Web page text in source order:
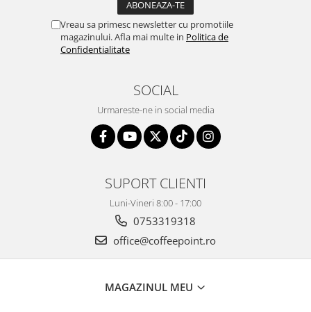
Vreau sa primesc newsletter cu promotiile
magazinului. Afla mai multe in Politica de
Confidentialitate
SOCIAL
Urmareste-ne in social media
SUPORT CLIENTI
Luni-Vineri 8:00 - 17:00
0753319318
office@coffeepoint.ro
MAGAZINUL MEU